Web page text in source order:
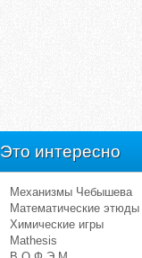
Это интересно
Механизмы Чебышева
Математические этюды
Химические игры
Mathesis